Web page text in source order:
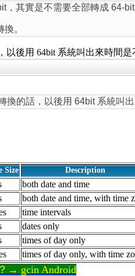
其實是不需要全部轉成 64-
。
後用 64bit 系統叫出來時間是
換的話，以後用 64bit 系統叫
Size Description
both date and time
both date and time, with time
time intervals
dates only
times of day only
times of day only, with time
→ gcin Android